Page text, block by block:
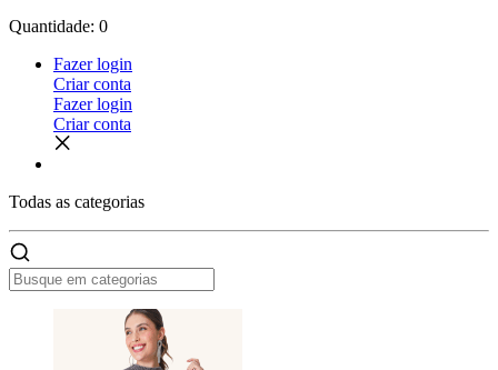
Quantidade: 0
Fazer login
Criar conta
Fazer login
Criar conta
Todas as categorias